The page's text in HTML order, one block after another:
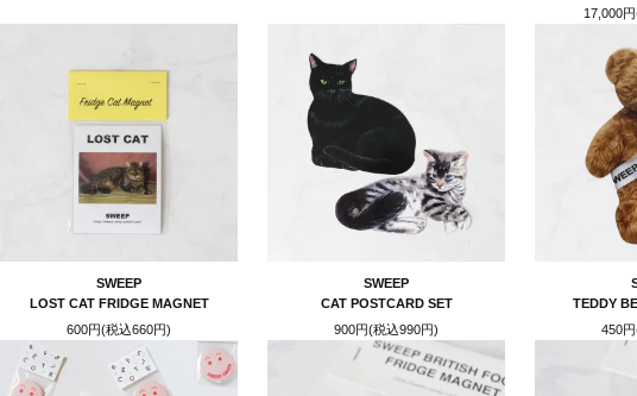
17,000
SWEEP
LOST CAT FRIDGE MAGNET
600円(税込660円)
SWEEP
CAT POSTCARD SET
900円(税込990円)
TEDDY
450